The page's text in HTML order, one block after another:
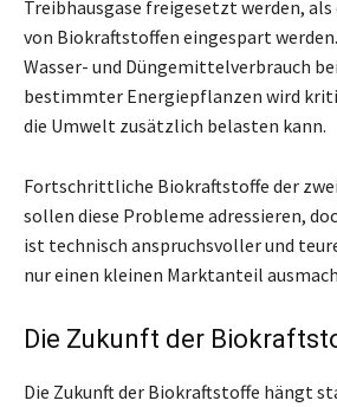
Treibhausgase freigesetzt werden,
von Biokraftstoffen eingespart
Wasser- und Düngemittelverbrauch
bestimmter Energiepflanzen wird
die Umwelt zusätzlich belasten kann.
Fortschrittliche Biokraftstoffe der
sollen diese Probleme adressieren,
ist technisch anspruchsvoller und
nur einen kleinen Marktanteil
Die Zukunft der
Die Zukunft der Biokraftstoffe hängt